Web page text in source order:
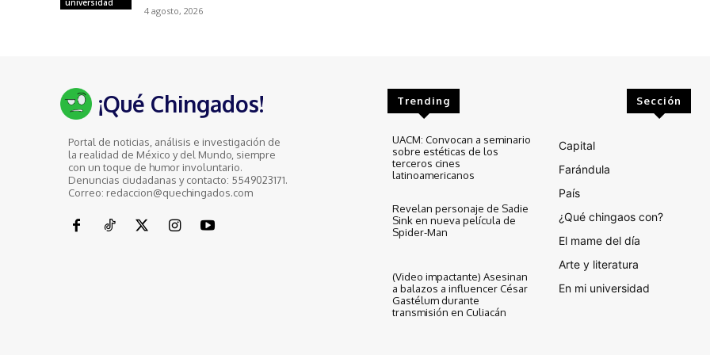
universidad
4 agosto, 2026
¡Qué Chingados!
Portal de noticias, análisis e investigación de
la realidad de México y del Mundo, siempre
con un toque de humor involuntario.
Denuncias ciudadanas y contacto: 5549023171.
Correo: redaccion@quechingados.com
Trending
UACM: Convocan a seminario
sobre estéticas de los
terceros cines
latinoamericanos
Revelan personaje de Sadie
Sink en nueva película de
Spider-Man
(Video impactante) Asesinan
a balazos a influencer César
Gastélum durante
transmisión en Culiacán
Sección
Capital
Farándula
País
¿Qué chingaos con?
El mame del día
Arte y literatura
En mi universidad